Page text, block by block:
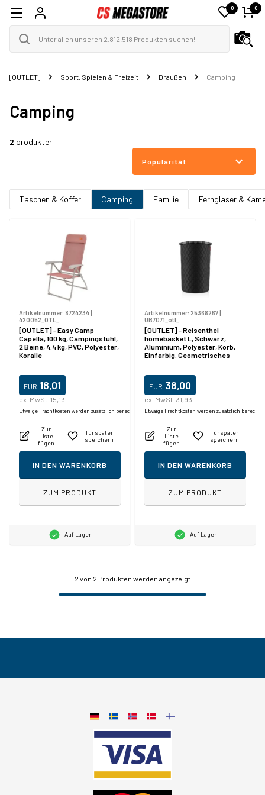
0 0
[OUTLET] Sport, Spielen & Freizeit Draußen Camping
Camping
2 produkter
Popularität
Taschen & Koffer Camping Familie Ferngläser &
Artikelnummer: 8724234|
420052_OTL_
[OUTLET] - Easy Camp
Capella, 100 kg, Campingstuhl,
2 Beine, 4.4 kg, PVC, Polyester,
Koralle
EUR 18,01
ex. MwSt. 15,13
Etwaige Frachtkosten werden zusätzlich berechnet.
Zur
Liste
fügen
für später
speichern
IN DEN WARENKORB
ZUM PRODUKT
Auf Lager
Artikelnummer: 25368267|
UB7071_otl_
[OUTLET] - Reisenthel
homebasket L, Schwarz,
Aluminium, Polyester, Korb,
Einfarbig, Geometrisches
EUR 38,00
ex. MwSt. 31,93
Etwaige Frachtkosten werden zusätzlich
Zur
Liste
fügen
für später
speichern
IN DEN WARENKORB
ZUM PRODUKT
Auf Lager
2 von 2 Produkten werden angezeigt